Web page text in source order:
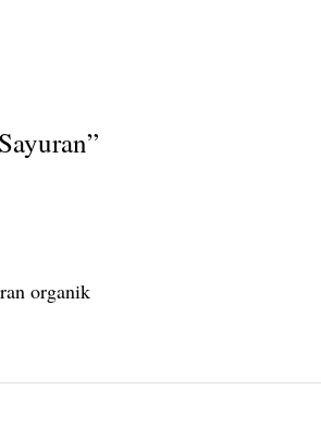
”
organik